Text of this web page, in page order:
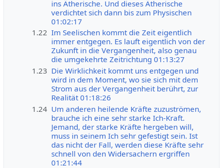
ins Ätherische. Und dieses Ätherische
verdichtet sich dann bis zum Physischen
01:02:17
1.22 Im Seelischen kommt die Zeit eigentlich
immer entgegen. Es lauft eigentlich von der
Zukunft in die Vergangenheit, also genau
die umgekehrte Zeitrichtung 01:13:27
1.23 Die Wirklichkeit kommt uns entgegen und
wird in dem Moment, wo sie sich mit dem
Strom aus der Vergangenheit berührt, zur
Realität 01:18:26
1.24 Um anderen heilende Kräfte zuzuströmen,
brauche ich eine sehr starke Ich-Kraft.
Jemand, der starke Kräfte hergeben will,
muss in seinem Ich sehr gefestigt sein. Ist
das nicht der Fall, werden diese Kräfte sehr
schnell von den Widersachern ergriffen
01:21:44